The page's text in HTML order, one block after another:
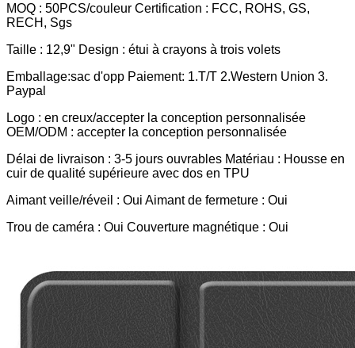
MOQ : 50PCS/couleur Certification : FCC, ROHS, GS,
RECH, Sgs
Taille : 12,9" Design : étui à crayons à trois volets
Emballage:sac d'opp Paiement: 1.T/T 2.Western Union 3.
Paypal
Logo : en creux/accepter la conception personnalisée
OEM/ODM : accepter la conception personnalisée
Délai de livraison : 3-5 jours ouvrables Matériau : Housse en
cuir de qualité supérieure avec dos en TPU
Aimant veille/réveil : Oui Aimant de fermeture : Oui
Trou de caméra : Oui Couverture magnétique : Oui